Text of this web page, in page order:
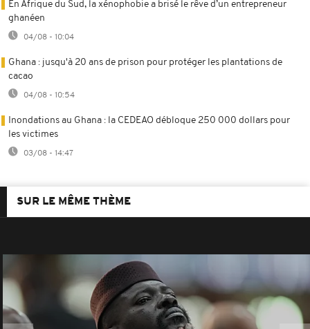
En Afrique du Sud, la xénophobie a brisé le rêve d’un entrepreneur
ghanéen
04/08 - 10:04
Ghana : jusqu'à 20 ans de prison pour protéger les plantations de
cacao
04/08 - 10:54
Inondations au Ghana : la CEDEAO débloque 250 000 dollars pour
les victimes
03/08 - 14:47
SUR LE MÊME THÈME